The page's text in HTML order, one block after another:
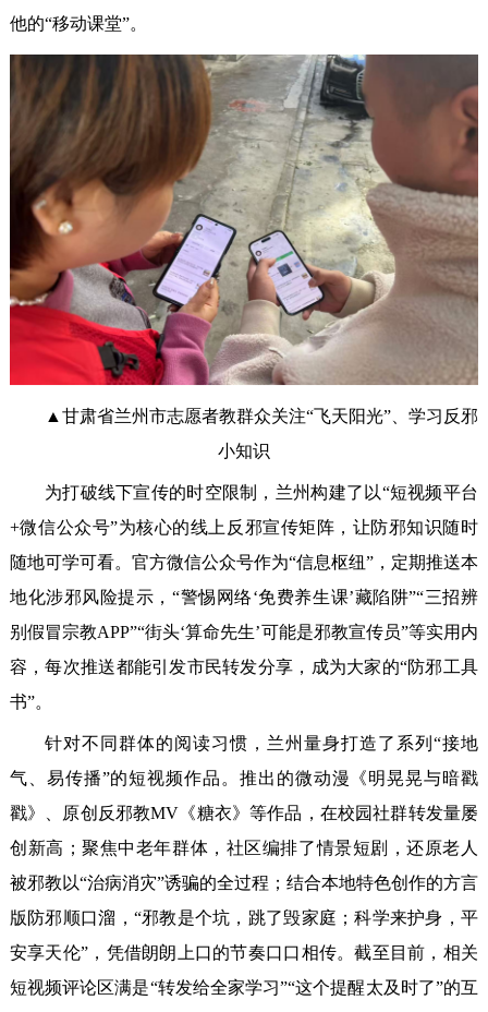
他的“移动课堂”。
▲甘肃省兰州市志愿者教群众关注“飞天阳光”、学习反邪
小知识
为打破线下宣传的时空限制，兰州构建了以“短视频平台
+微信公众号”为核心的线上反邪宣传矩阵，让防邪知识随时
随地可学可看。官方微信公众号作为“信息枢纽”，定期推送本
地化涉邪风险提示，“警惕网络‘免费养生课’藏陷阱”“三招辨
别假冒宗教APP”“街头‘算命先生’可能是邪教宣传员”等实用内
容，每次推送都能引发市民转发分享，成为大家的“防邪工具
书”。
针对不同群体的阅读习惯，兰州量身打造了系列“接地
气、易传播”的短视频作品。推出的微动漫《明晃晃与暗戳
戳》、原创反邪教MV《糖衣》等作品，在校园社群转发量屡
创新高；聚焦中老年群体，社区编排了情景短剧，还原老人
被邪教以“治病消灾”诱骗的全过程；结合本地特色创作的方言
版防邪顺口溜，“邪教是个坑，跳了毁家庭；科学来护身，平
安享天伦”，凭借朗朗上口的节奏口口相传。截至目前，相关
短视频评论区满是“转发给全家学习”“这个提醒太及时了”的互